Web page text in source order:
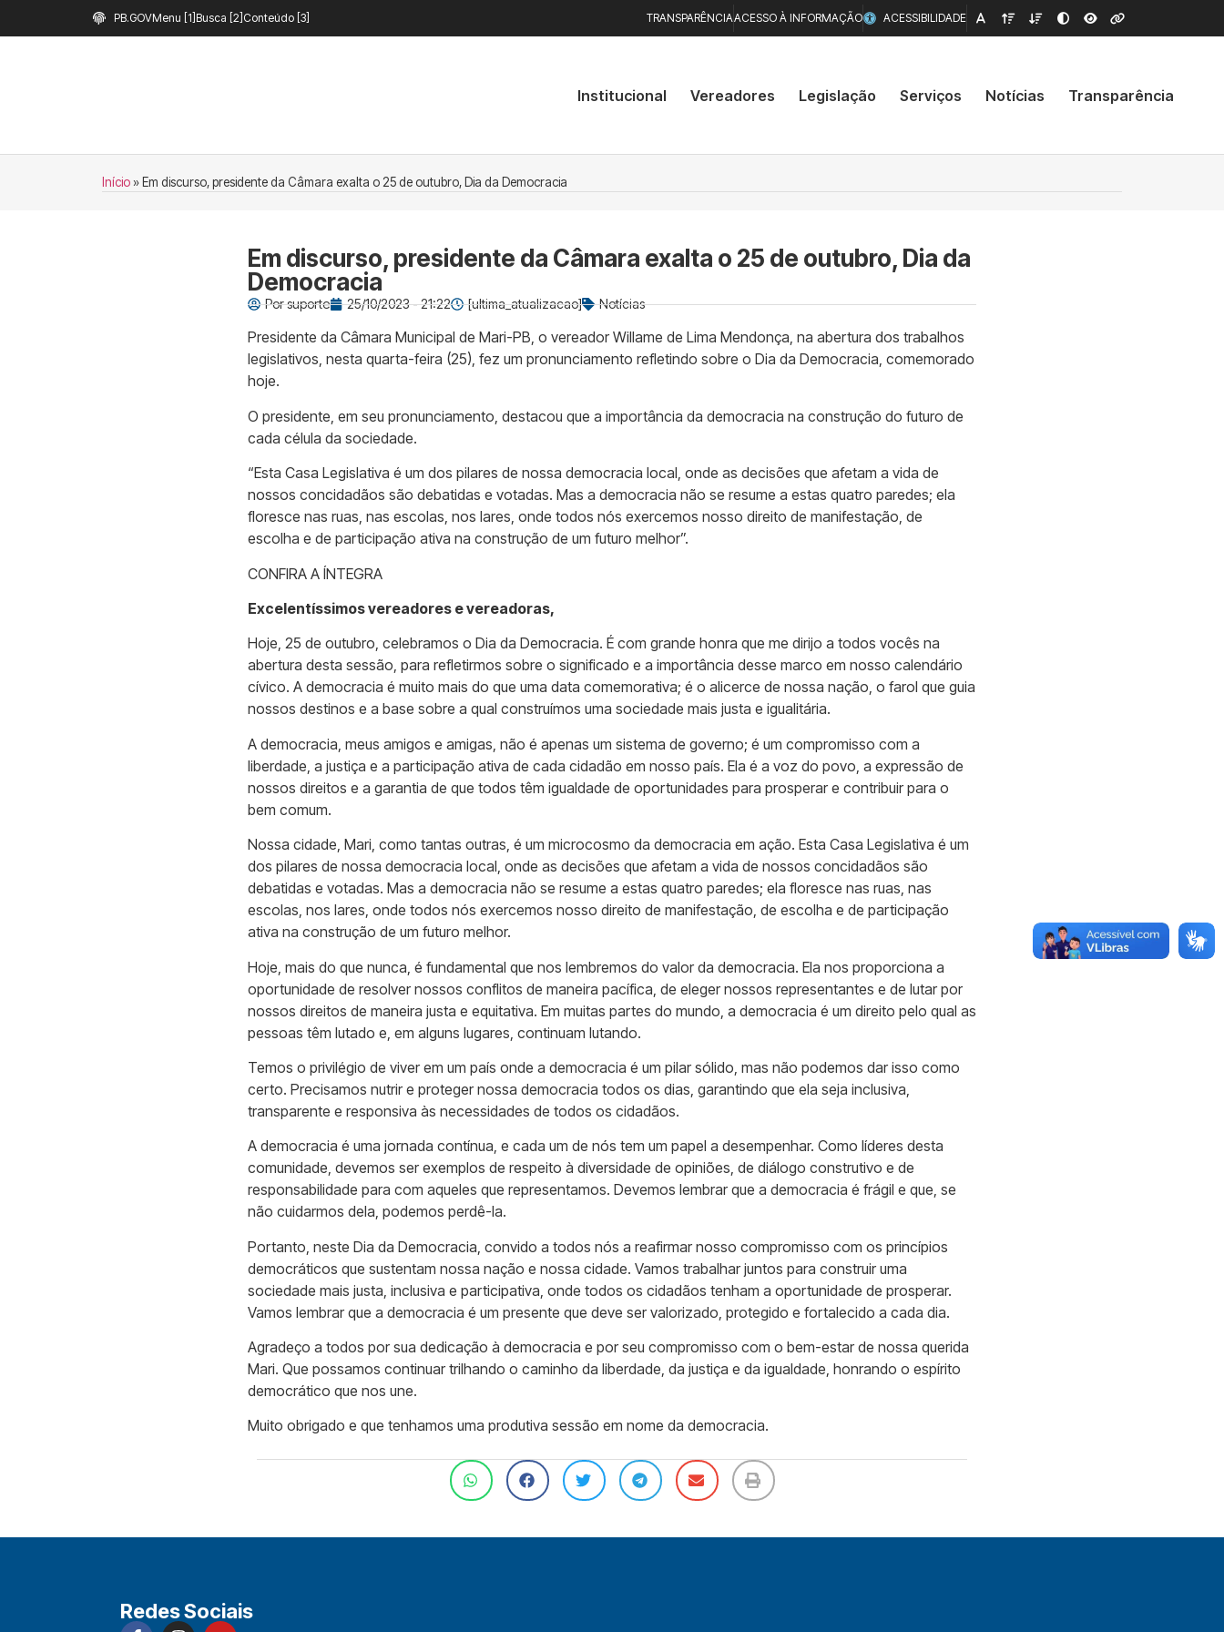
PB.GOVMenu [1] Busca [2] Conteúdo [3] TRANSPARÊNCIAACESSO À INFORMAÇÃO ACESSIBILIDADE
Institucional Vereadores Legislação Serviços Notícias Transparência
Início» Em discurso, presidente da Câmara exalta o 25 de outubro, Dia da Democracia
Em discurso, presidente da Câmara exalta o 25 de outubro, Dia da
Democracia
Porsuporte 25/10/2023 - 21:22 [ultima_atualizacao] Notícias
Presidente da Câmara Municipal de Mari-PB, o vereador Willame de Lima Mendonça, na abertura dos trabalhos
legislativos, nesta quarta-feira (25), fez um pronunciamento refletindo sobre o Dia da Democracia, comemorado
hoje.
O presidente, em seu pronunciamento, destacou que a importância da democracia na construção do futuro de
cada célula da sociedade.
“Esta Casa Legislativa é um dos pilares de nossa democracia local, onde as decisões que afetam a vida de
nossos concidadãos são debatidas e votadas. Mas a democracia não se resume a estas quatro paredes; ela
floresce nas ruas, nas escolas, nos lares, onde todos nós exercemos nosso direito de manifestação, de
escolha e de participação ativa na construção de um futuro melhor”.
CONFIRA A ÍNTEGRA
Excelentíssimos vereadores e vereadoras,
Hoje, 25 de outubro, celebramos o Dia da Democracia. É com grande honra que me dirijo a todos vocês na
abertura desta sessão, para refletirmos sobre o significado e a importância desse marco em nosso calendário
cívico. A democracia é muito mais do que uma data comemorativa; é o alicerce de nossa nação, o farol que guia
nossos destinos e a base sobre a qual construímos uma sociedade mais justa e igualitária.
A democracia, meus amigos e amigas, não é apenas um sistema de governo; é um compromisso com a
liberdade, a justiça e a participação ativa de cada cidadão em nosso país. Ela é a voz do povo, a expressão de
nossos direitos e a garantia de que todos têm igualdade de oportunidades para prosperar e contribuir para o
bem comum.
Nossa cidade, Mari, como tantas outras, é um microcosmo da democracia em ação. Esta Casa Legislativa é um
dos pilares de nossa democracia local, onde as decisões que afetam a vida de nossos concidadãos são
debatidas e votadas. Mas a democracia não se resume a estas quatro paredes; ela floresce nas ruas, nas
escolas, nos lares, onde todos nós exercemos nosso direito de manifestação, de escolha e de participação
ativa na construção de um futuro melhor.
Hoje, mais do que nunca, é fundamental que nos lembremos do valor da democracia. Ela nos proporciona a
oportunidade de resolver nossos conflitos de maneira pacífica, de eleger nossos representantes e de lutar por
nossos direitos de maneira justa e equitativa. Em muitas partes do mundo, a democracia é um direito pelo qual as
pessoas têm lutado e, em alguns lugares, continuam lutando.
Temos o privilégio de viver em um país onde a democracia é um pilar sólido, mas não podemos dar isso como
certo. Precisamos nutrir e proteger nossa democracia todos os dias, garantindo que ela seja inclusiva,
transparente e responsiva às necessidades de todos os cidadãos.
A democracia é uma jornada contínua, e cada um de nós tem um papel a desempenhar. Como líderes desta
comunidade, devemos ser exemplos de respeito à diversidade de opiniões, de diálogo construtivo e de
responsabilidade para com aqueles que representamos. Devemos lembrar que a democracia é frágil e que, se
não cuidarmos dela, podemos perdê-la.
Portanto, neste Dia da Democracia, convido a todos nós a reafirmar nosso compromisso com os princípios
democráticos que sustentam nossa nação e nossa cidade. Vamos trabalhar juntos para construir uma
sociedade mais justa, inclusiva e participativa, onde todos os cidadãos tenham a oportunidade de prosperar.
Vamos lembrar que a democracia é um presente que deve ser valorizado, protegido e fortalecido a cada dia.
Agradeço a todos por sua dedicação à democracia e por seu compromisso com o bem-estar de nossa querida
Mari. Que possamos continuar trilhando o caminho da liberdade, da justiça e da igualdade, honrando o espírito
democrático que nos une.
Muito obrigado e que tenhamos uma produtiva sessão em nome da democracia.
Redes Sociais